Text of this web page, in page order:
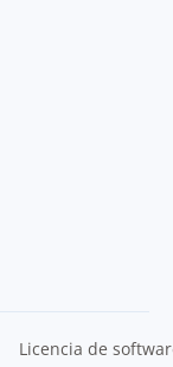
Licencia de